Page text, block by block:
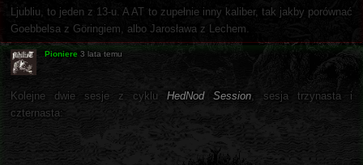
Ljubliu, to jeden z 13-u. A AT to zupełnie inny kaliber, tak jakby porównać
Goebbelsa z Göringiem, albo Jarosława z Lechem.
Pioniere 3 lata temu
Kolejne dwie sesje z cyklu HedNod Session , sesja trzynasta i
czternasta: